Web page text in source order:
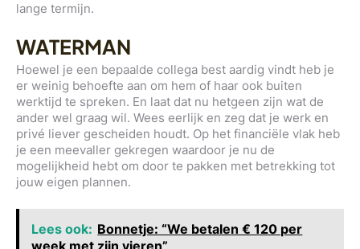
lange termijn.
WATERMAN
Hoewel je een bepaalde collega best aardig vindt heb je
er weinig behoefte aan om hem of haar ook buiten
werktijd te spreken. En laat dat nu hetgeen zijn wat de
ander wel graag wil. Wees eerlijk en zeg dat je werk en
privé liever gescheiden houdt. Op het financiële vlak heb
je een meevaller gekregen waardoor je nu de
mogelijkheid hebt om door te pakken met betrekking tot
jouw eigen plannen.
Lees ook: Bonnetje: “We betalen € 120 per